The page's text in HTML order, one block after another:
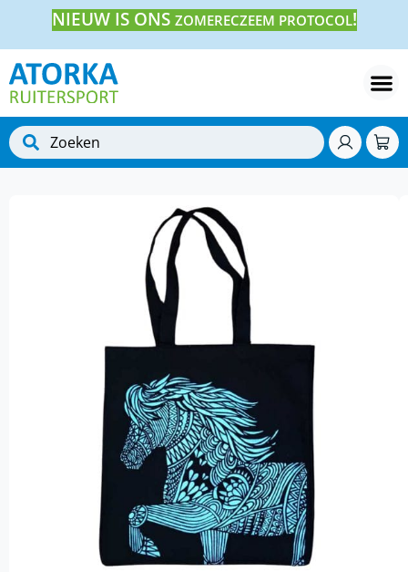
NIEUW IS ONS ZOMERECZEEM PROTOCOL!